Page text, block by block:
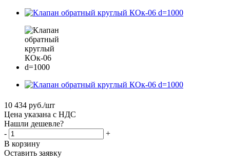
10 434 руб./шт
Цена указана с НДС
Нашли дешевле?
-
+
В корзину
Оставить заявку